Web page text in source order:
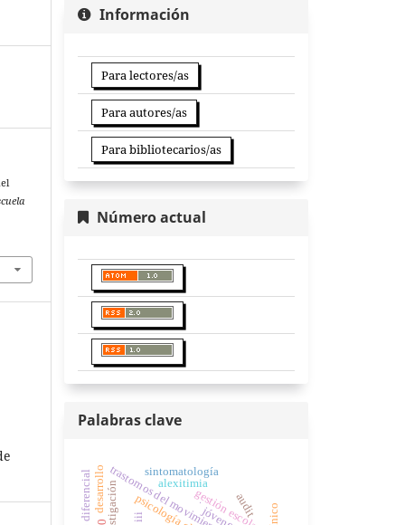
Información
Para lectores/as
Para autores/as
Para bibliotecarios/as
Número actual
Palabras clave
trastornos del movimiento
.
gestión escolar
alexitimia
audit
jóvenes
sintomatología
desarrollo